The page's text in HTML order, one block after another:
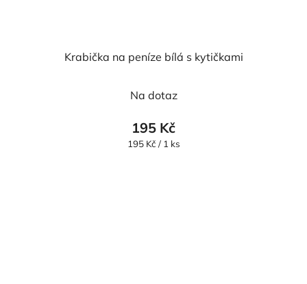
Krabička na peníze bílá s kytičkami
hodnocení
produktu
je
Na dotaz
195 Kč
Měrná
195 Kč / 1 ks